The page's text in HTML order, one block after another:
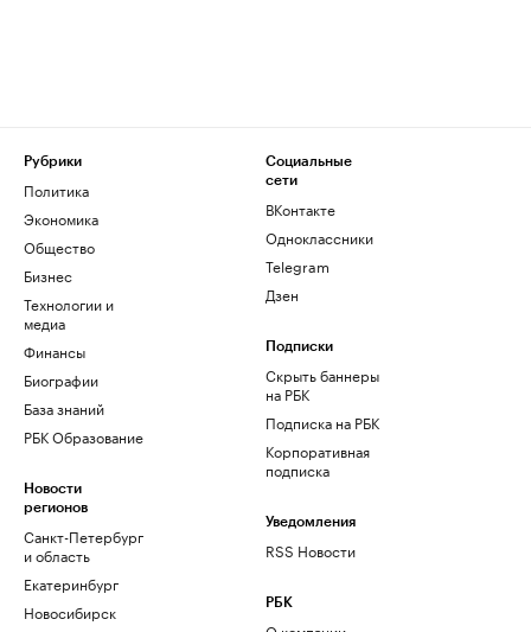
Рубрики
Политика
Экономика
Общество
Бизнес
Технологии и
медиа
Финансы
Биографии
База знаний
РБК Образование
Новости
регионов
Санкт-Петербург
и область
Екатеринбург
Новосибирск
Социальные
сети
ВКонтакте
Одноклассники
Telegram
Дзен
Подписки
Скрыть баннеры
на РБК
Подписка на РБК
Корпоративная
подписка
Уведомления
RSS Новости
РБК